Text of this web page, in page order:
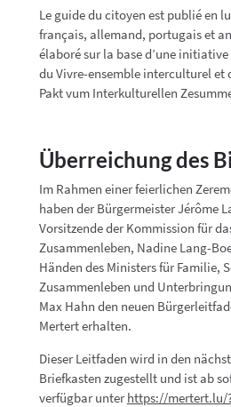
Le guide du citoyen est publié en
français, allemand, portugais et
élaboré sur la base d’une
du Vivre-ensemble interculturel et
Pakt vum Interkulturellen
Überreichung des
Im Rahmen einer feierlichen
haben der Bürgermeister Jérôme
Vorsitzende der Kommission für
Zusammenleben, Nadine Lang-
Händen des Ministers für Familie,
Zusammenleben und
Max Hahn den neuen
Mertert erhalten.
Dieser Leitfaden wird in den
Briefkasten zugestellt und ist ab
verfügbar unterhttps://mertert.lu/